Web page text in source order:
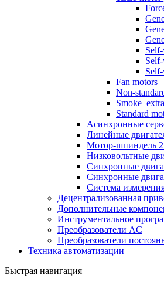
Fan motors
Non-
Standard
Асинхронные
Линейные
Мотор-шпиндель
Низковольтные
Синхронные
Синхронные
Система
Децентрализованная
Дополнительные
Инструментальное
Преобразователи AC
Преобразователи
Техника автоматизации
Быстрая навигация